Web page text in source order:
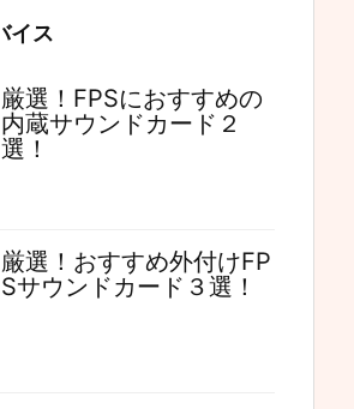
イス
厳選！FPSにおすすめの
内蔵サウンドカード２
選！
厳選！おすすめ外付けFP
Sサウンドカード３選！